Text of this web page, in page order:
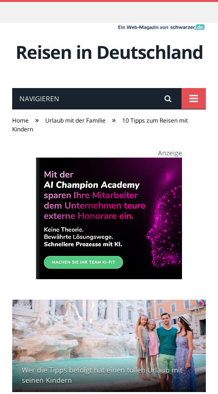
Reisen in Deutschland
NAVIGIEREN
Home » Urlaub mit der Familie »
10 Tipps zum Reisen mit
Kindern
Wer die Tipps befolgt hat einen tollen Urlaub mit
seinen Kindern